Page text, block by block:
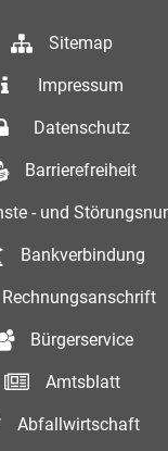
Sitemap
Impressum
Datenschutz
Barrierefreiheit
- und
Bankverbindung
Rechnungsanschrift
Bürgerservice
Amtsblatt
Abfallwirtschaft